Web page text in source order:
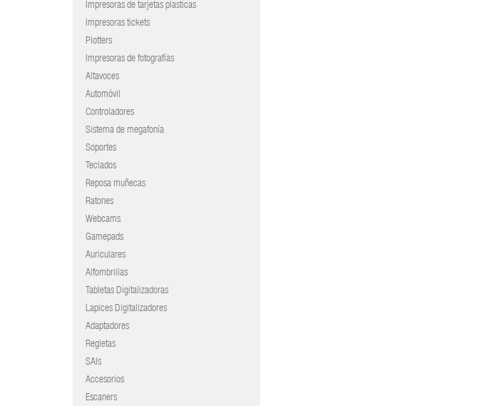
Impresoras de tarjetas plasticas
Impresoras tickets
Plotters
Impresoras de fotografías
Altavoces
Automóvil
Controladores
Sistema de megafonía
Soportes
Teclados
Reposa muñecas
Ratones
Webcams
Gamepads
Auriculares
Alfombrillas
Tabletas Digitalizadoras
Lapices Digitalizadores
Adaptadores
Regletas
SAIs
Accesorios
Escaners